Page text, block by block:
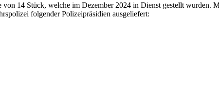
von 14 Stück, welche im Dezember 2024 in Dienst gestellt wurden.
folgender Polizeipräsidien ausgeliefert: